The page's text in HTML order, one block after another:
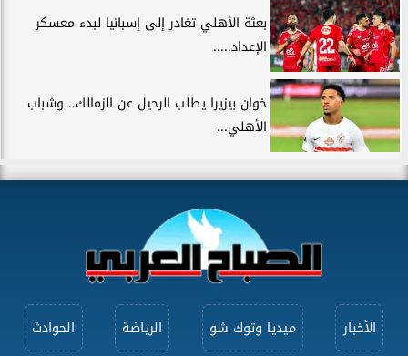
بعثة الأهلي تغادر إلى إسبانيا لبدء معسكر
الإعداد.....
خوان بيزيرا يطلب الرحيل عن الزمالك.. وشباب
الأهلي...
الأخبار ميديا وتوك شو الرياضة الحوادث